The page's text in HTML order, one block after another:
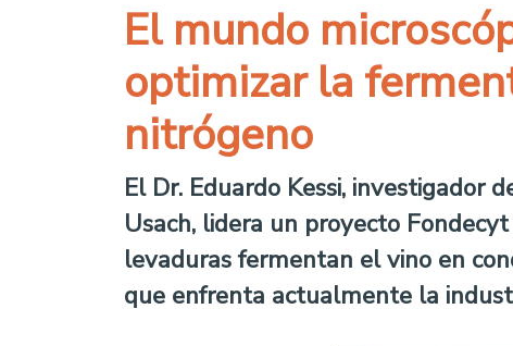
El mundo
optimizar la
nitrógeno
El Dr. Eduardo Kessi, investigador
Usach, lidera un proyecto
levaduras fermentan el vino en
que enfrenta actualmente la